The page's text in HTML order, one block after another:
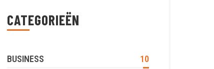
CATEGORIEËN
BUSINESS 10